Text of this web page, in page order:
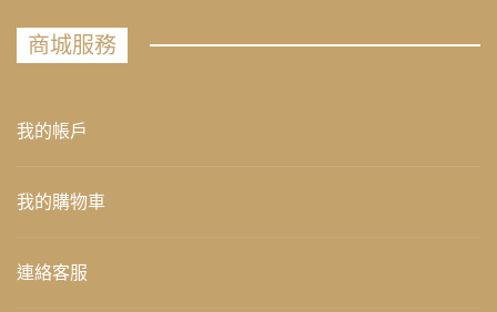
商城服務
我的帳戶
我的購物車
連絡客服